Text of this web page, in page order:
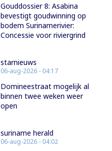
Gouddossier 8: Asabina
bevestigt goudwinning op
bodem Surinamerivier:
Concessie voor riviergrind
starnieuws
06-aug-2026 - 04:17
Domineestraat mogelijk al
binnen twee weken weer
open
suriname herald
06-aug-2026 - 04:02